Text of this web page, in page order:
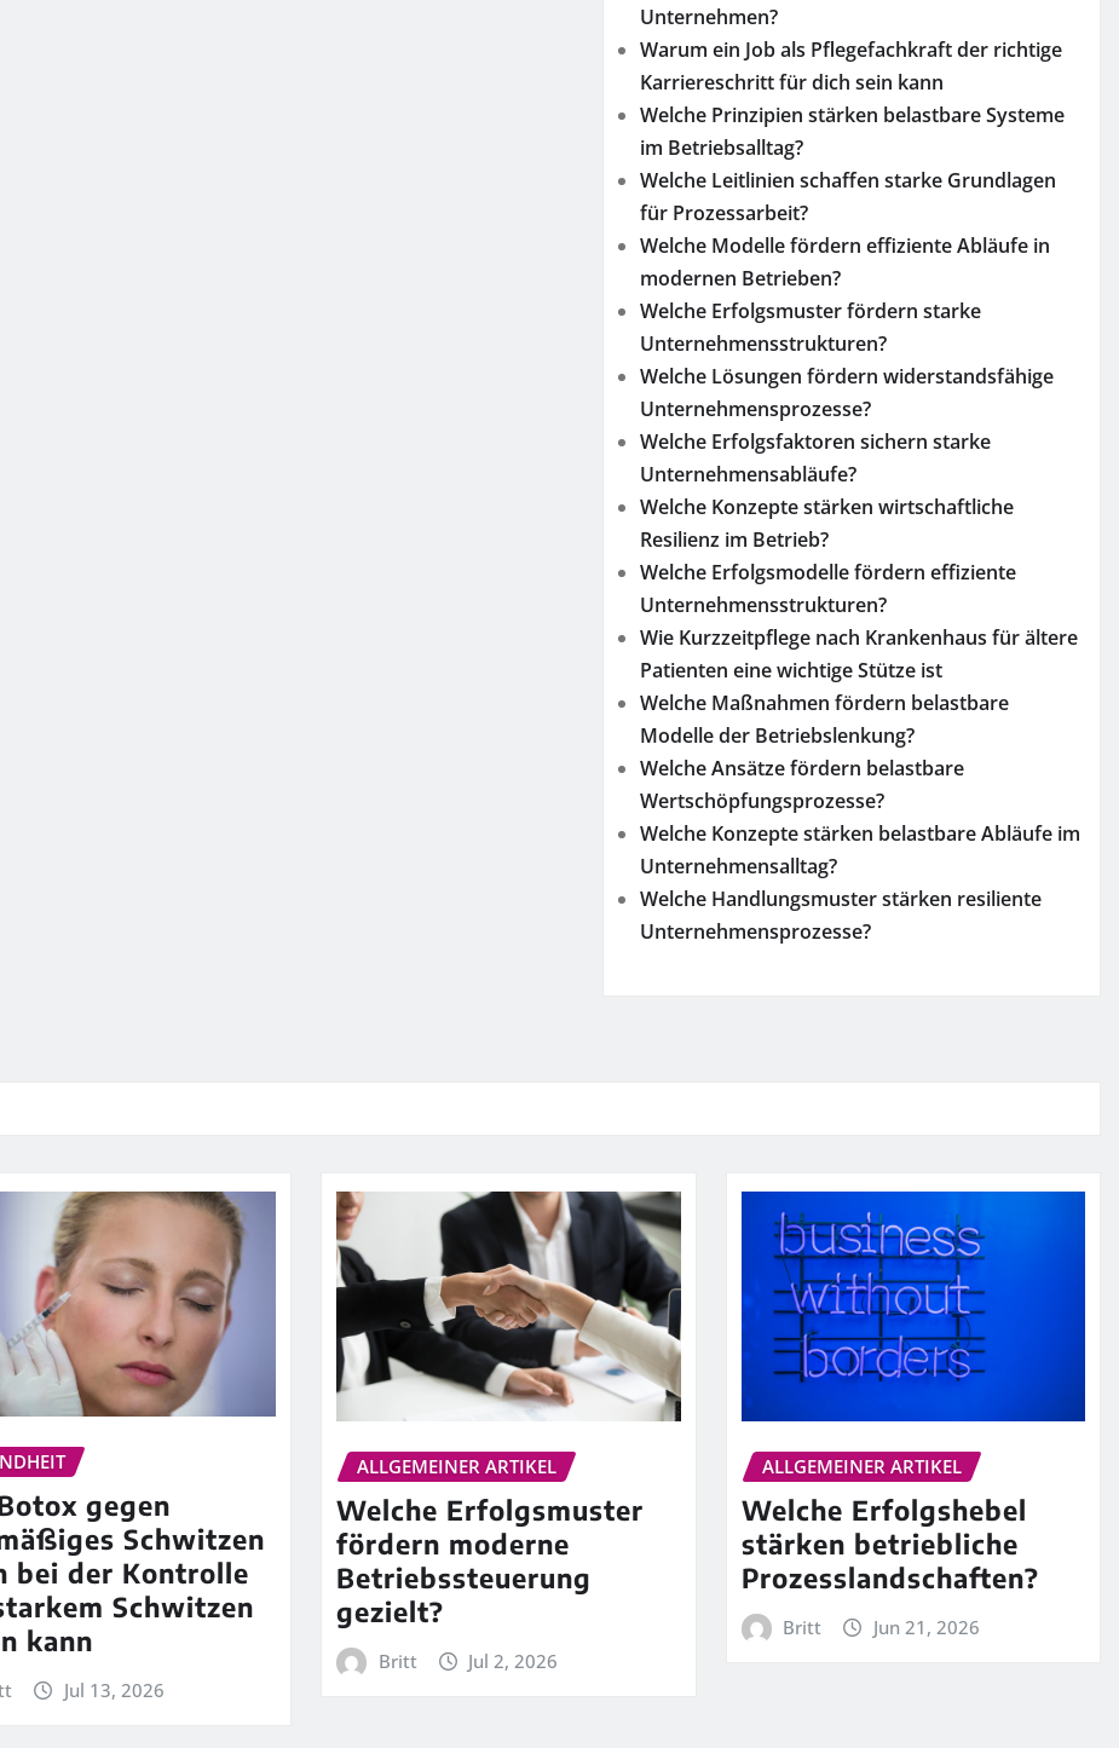
Unternehmen?
Warum ein Job als Pflegefachkraft der richtige
Karriereschritt für dich sein kann
Welche Prinzipien stärken belastbare Systeme
im Betriebsalltag?
Welche Leitlinien schaffen starke Grundlagen
für Prozessarbeit?
Welche Modelle fördern effiziente Abläufe in
modernen Betrieben?
Welche Erfolgsmuster fördern starke
Unternehmensstrukturen?
Welche Lösungen fördern widerstandsfähige
Unternehmensprozesse?
Welche Erfolgsfaktoren sichern starke
Unternehmensabläufe?
Welche Konzepte stärken wirtschaftliche
Resilienz im Betrieb?
Welche Erfolgsmodelle fördern effiziente
Unternehmensstrukturen?
Wie Kurzzeitpflege nach Krankenhaus für ältere
Patienten eine wichtige Stütze ist
Welche Maßnahmen fördern belastbare
Modelle der Betriebslenkung?
Welche Ansätze fördern belastbare
Wertschöpfungsprozesse?
Welche Konzepte stärken belastbare Abläufe im
Unternehmensalltag?
Welche Handlungsmuster stärken resiliente
Unternehmensprozesse?
gegen
Schwitzen
bei der Kontrolle
Schwitzen
kann
Jul 13, 2026
ALLGEMEINER ARTIKEL
Welche Erfolgsmuster
fördern moderne
Betriebssteuerung
gezielt?
Britt Jul 2, 2026
ALLGEMEINER ARTIKEL
Welche Erfolgshebel
stärken betriebliche
Prozesslandschaften?
Britt Jun 21, 2026